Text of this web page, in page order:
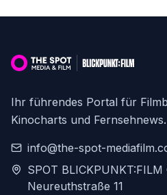
Ihr führendes Portal für
Kinocharts und Fernsehnews.
info@the-spot-
SPOT BLICKPUNKT:FILM
Neureuthstraße 11